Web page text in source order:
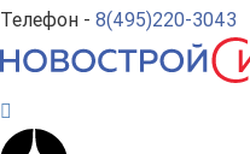
Телефон - 8(495)220-3043